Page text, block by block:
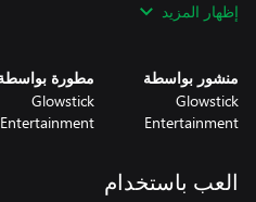
hunt down the remaining mortal
إظهار المزيد
منشور بواسطة
Glowstick
Entertainment
مطورة
Glowstick
Entertainment
العب باستخدام